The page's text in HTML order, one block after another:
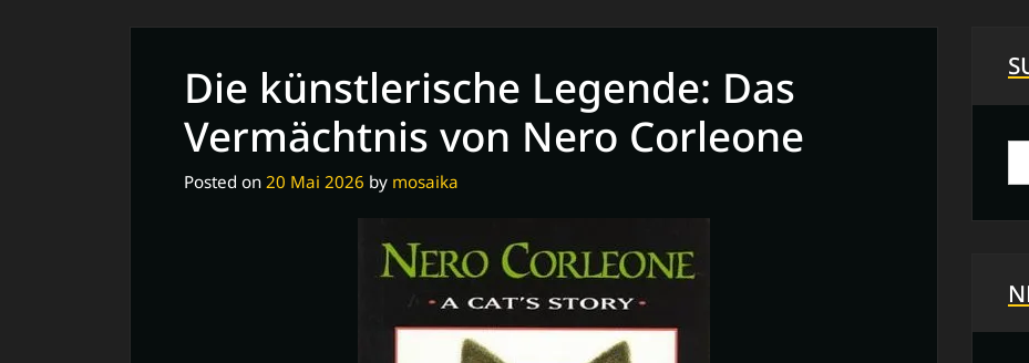
Die künstlerische Legende: Das
Vermächtnis von Nero Corleone
Posted on 20 Mai 2026 by mosaika